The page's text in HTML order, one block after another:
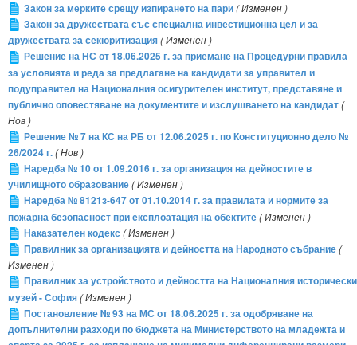
Закон за мерките срещу изпирането на пари( Изменен )
Закон за дружествата със специална инвестиционна цел и за
дружествата за секюритизация( Изменен )
Решение на НС от 18.06.2025 г. за приемане на Процедурни правила
за условията и реда за предлагане на кандидати за управител и
подуправител на Националния осигурителен институт, представяне и
публично оповестяване на документите и изслушването на кандидат(
Нов )
Решение № 7 на КС на РБ от 12.06.2025 г. по Конституционно дело №
26/2024 г.( Нов )
Наредба № 10 от 1.09.2016 г. за организация на дейностите в
училищното образование( Изменен )
Наредба № 8121з-647 от 01.10.2014 г. за правилата и нормите за
пожарна безопасност при експлоатация на обектите( Изменен )
Наказателен кодекс( Изменен )
Правилник за организацията и дейността на Народното събрание(
Изменен )
Правилник за устройството и дейността на Националния исторически
музей - София( Изменен )
Постановление № 93 на МС от 18.06.2025 г. за одобряване на
допълнителни разходи по бюджета на Министерството на младежта и